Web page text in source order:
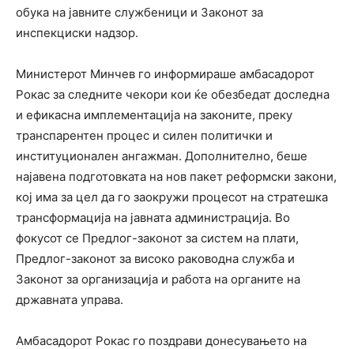
обука на јавните службеници и Законот за
инспекциски надзор.
Министерот Минчев го информираше амбасадорот
Рокас за следните чекори кои ќе обезбедат доследна
и ефикасна имплементација на законите, преку
транспарентен процес и силен политички и
институционален ангажман. Дополнително, беше
најавена подготовката на нов пакет реформски закони,
кој има за цел да го заокружи процесот на стратешка
трансформација на јавната администрација. Во
фокусот се Предлог-законот за систем на плати,
Предлог-законот за високо раководна служба и
Законот за организација и работа на органите на
државната управа.
Амбасадорот Рокас го поздрави донесувањето на